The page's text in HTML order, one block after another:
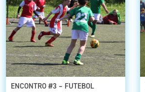
ENCONTRO #3 – FUTEBOL